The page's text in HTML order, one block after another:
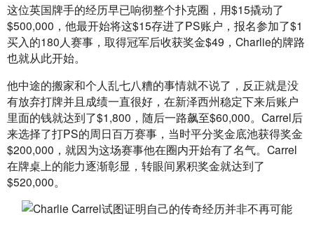
这位英国牌手的经历早已响彻整个扑克圈，用$15撬动了
$500,000，他最开始将这$15存进了PS账户，报名参加了$1
买入的180人赛事，取得冠军后收获奖金$49，Charlie的牌路
也就从此开始。
他中途的搬家和个人乱七八糟的事情就不说了，反正就是没
有放弃打牌并且成绩一直很好，在新泽西州稳定下来后账户
里面的钱就达到了$1,800，随后一路飙至$60,000。Carrel后
来选择了打PS的周日百万赛事，当时平分奖金底池获得奖金
$200,000，就因为这场赛事他在圈内开始有了名气。Carrel
在牌桌上的能力逐渐彰显，转眼间累积奖金就达到了
$520,000。